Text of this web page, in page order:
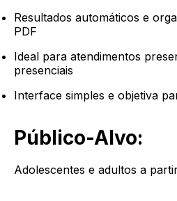
Resultados automáticos e
PDF
Ideal para atendimentos
presenciais
Interface simples e objetiva
Público-Alvo:
Adolescentes e adultos a